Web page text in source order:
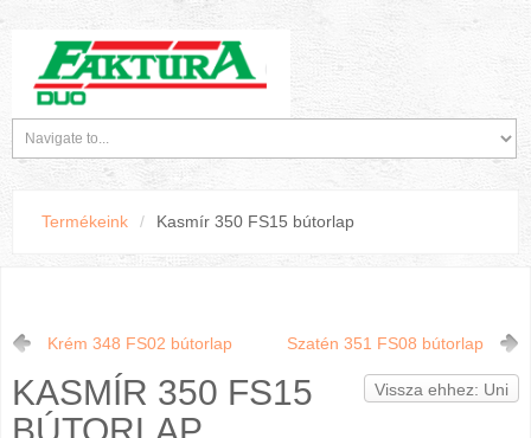
Termékeink / Kasmír 350 FS15 bútorlap
Krém 348 FS02 bútorlap Szatén 351 FS08 bútorlap
Vissza ehhez: Uni
KASMÍR 350 FS15